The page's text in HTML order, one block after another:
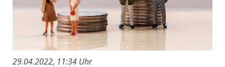
29.04.2022, 11:34 Uhr